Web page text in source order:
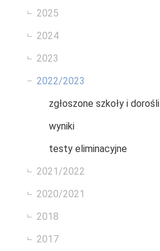
2025
2024
2023
2022/2023
zgłoszone szkoły i dorośli
wyniki
testy eliminacyjne
2021/2022
2020/2021
2018
2017